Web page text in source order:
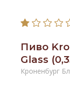
Пиво
Glass
Кроненбург